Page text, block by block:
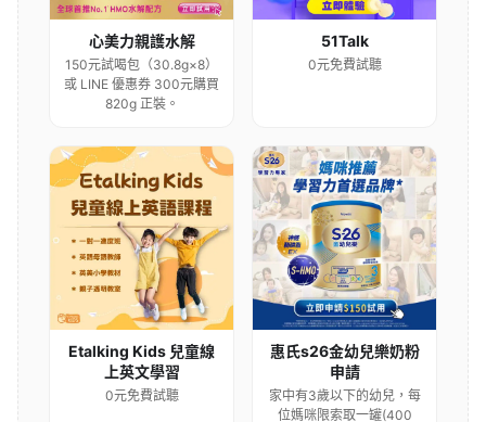
心美力親護水解
150元試喝包（30.8g×8）
或 LINE 優惠券 300元購買
820g 正裝。
51Talk
0元免費試聽
Etalking Kids 兒童線
上英文學習
0元免費試聽
惠氏s26金幼兒樂奶粉
申請
家中有3歲以下的幼兒，每
位媽咪限索取一罐(400